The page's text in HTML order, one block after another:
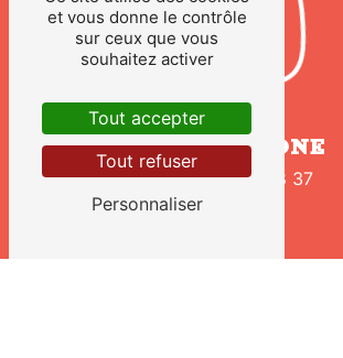
TÉLÉPHONE
02 43 02 98 37
et vous donne le contrôle
sur ceux que vous
souhaitez activer
Tout accepter
Tout refuser
Personnaliser